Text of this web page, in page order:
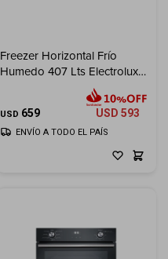
Freezer Horizontal Frío
Humedo 407 Lts Electrolux
USD 659 USD 593
ENVÍO A TODO EL PAÍS